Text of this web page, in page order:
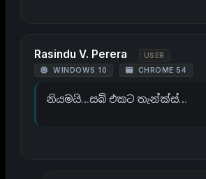
Rasindu V. Perera USER
WINDOWS 10 CHROME 54
නියමයි…සබ් එකට තැන්ක්ස්…